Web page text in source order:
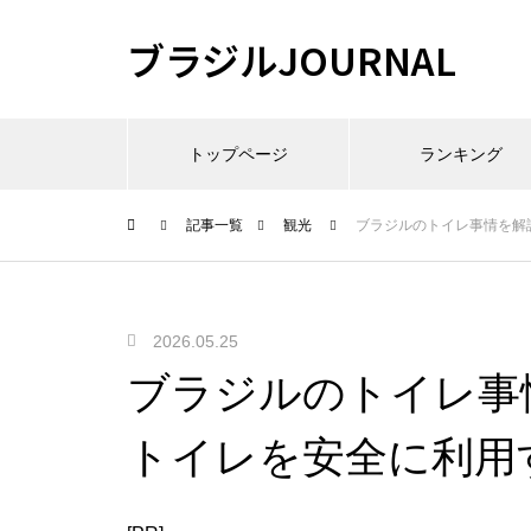
ブラジルJOURNAL
トップページ ランキング
記事一覧 観光 ブラジルのトイレ事情を
2026.05.25
ブラジルのトイレ
トイレを安全に利